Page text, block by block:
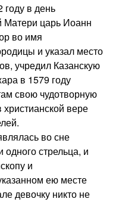
в день
Матери царь Иоанн
во имя
и указал место
учредил Казанскую
в 1579 году
свою чудотворную
вере
во сне
стрельца, и
и
ею месте
девочку никто не